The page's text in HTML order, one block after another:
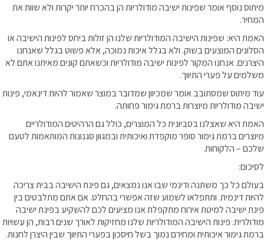
מיתוס נוסף אומר שפינות ישיבה מודולריות הן בהכרח יותר יקרות ולא שוות את
המחיר.
האמת היא: שפינות הישיבה המודולריות שלנו הן זולות ביחס לפינות הישיבה או
הסלונים המוצעים בשוק. ולא בגלל איכות נמוכה, אלא פשוט בגלל שאנחנו
היצרנים. אנחנו המקור לפינות ישיבה מודולריות וכשאתם קונים מאיתנו אתם לא
משלמים על פערי התיווך.
עוד מיתוס שמסתובב אומר שמכיוון שמדובר במוצר שאמור להיות דינאמי, פינות
ישיבה מודולריות מיוצרות ברמת גימור פחותה.
האמת היא שאצלנו בסביונית כל המוצרים, כולל גם הרהיטים המודולריים
מיוצרים ברמת גימור סופר מוקפדת ואיכותית ובמגוון סגנונות המותאמות לטעם
שלכם – הלקוחות.
לסיכום:
בעולם כל כך משתנה ודינמי שבו אנו נמצאים, גם פינת הישיבה בבית צריכה
להיות דינמית. ותתפלאו לשמוע שזה אפשרי בהחלט. אם אתם מתלבטים בין
פינת ישיבה למיטת אירוח מתקפלת אנו מציעים לכם להשקיע בפינת ישיבה
מודולרית. פינות הישיבה המודולריות שלנו מחזיקות לאורך שנים רבות, הן עשויות
ברמת גימור איכותית ומחירם נמוך בשל חיסכון בפערי התיווך שבין היצרן לחנות.